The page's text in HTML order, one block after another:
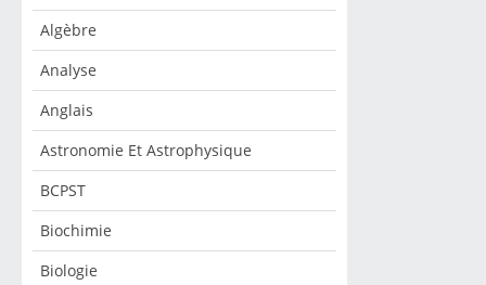
Algèbre
Analyse
Anglais
Astronomie Et Astrophysique
BCPST
Biochimie
Biologie